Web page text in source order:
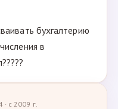
бухгалтерию
в
с 2009 г.